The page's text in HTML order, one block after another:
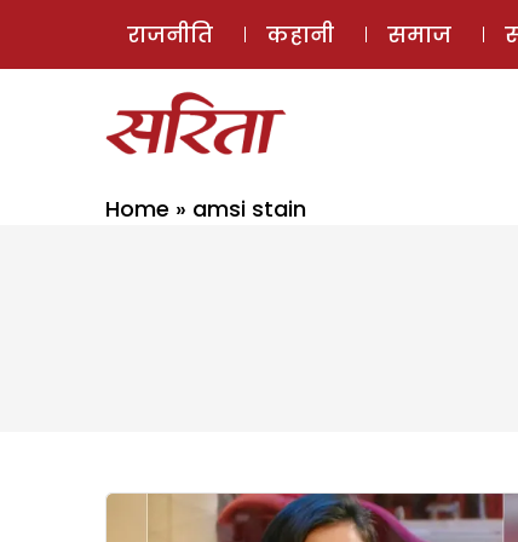
राजनीति कहानी समाज
Home » amsi stain